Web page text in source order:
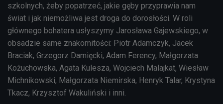
"Ferdydurke" Witolda Gombrowicza - cz. 18.
 15'07 
"Ferdydurke" Witolda Gombrowicza - cz. 19
 15'20 
"Ferdydurke" Witolda Gombrowicza - cz. 20
szkolnych, żeby popatrzeć, jakie gęby przyprawia nam
świat i jak niemożliwa jest droga do dorosłości. W roli
głównego bohatera usłyszymy Jarosława Gajewskiego, w
obsadzie same znakomitości: Piotr Adamczyk, Jacek
Braciak, Grzegorz Damięcki, Adam Ferency, Małgorzata
Kożuchowska, Agata Kulesza, Wojciech Malajkat, Wiesław
Michnikowski, Małgorzata Niemirska, Henryk Talar, Krystyna
Tkacz, Krzysztof Wakuliński i inni.